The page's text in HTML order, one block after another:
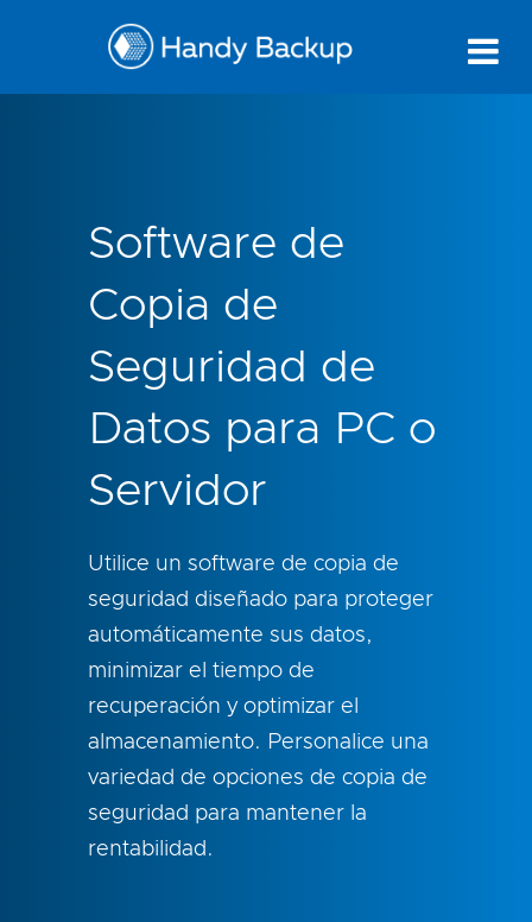
Software de
Copia de
Seguridad de
Datos para PC o
Servidor
Utilice un software de copia de
seguridad diseñado para proteger
automáticamente sus datos,
minimizar el tiempo de
recuperación y optimizar el
almacenamiento. Personalice una
variedad de opciones de copia de
seguridad para mantener la
rentabilidad.